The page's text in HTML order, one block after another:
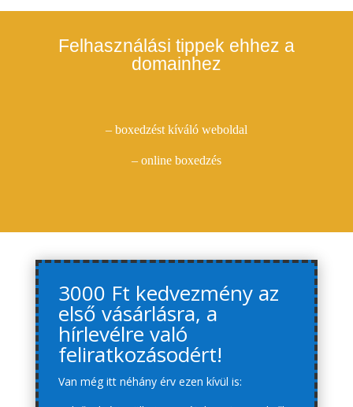
Felhasználási tippek ehhez a
domainhez
– boxedzést kíváló weboldal
– online boxedzés
3000 Ft kedvezmény az
első vásárlásra, a
hírlevélre való
feliratkozásodért!
Van még itt néhány érv ezen kívül is: